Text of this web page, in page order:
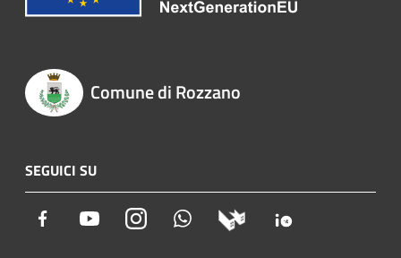
Comune di Rozzano
SEGUICI SU
Facebook YoutubeInstagram Whatsapp